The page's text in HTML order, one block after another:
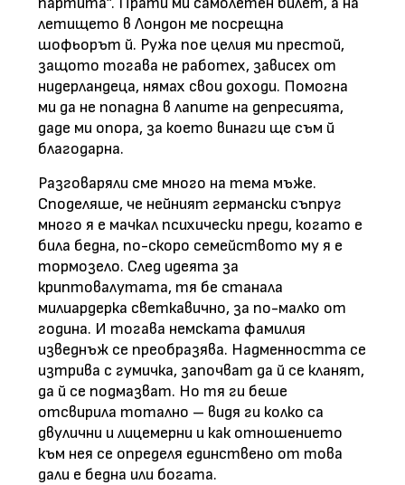
летището в Лондон ме посрещна
шофьорът й. Ружа пое целия ми престой,
защото тогава не работех, зависех от
нидерландеца, нямах свои доходи. Помогна
ми да не попадна в лапите на депресията,
даде ми опора, за което винаги ще съм й
благодарна.
Разговаряли сме много на тема мъже.
Споделяше, че нейният германски съпруг
много я е мачкал психически преди, когато е
била бедна, по-скоро семейството му я е
тормозело. След идеята за
криптовалутата, тя бе станала
милиардерка светкавично, за по-малко от
година. И тогава немската фамилия
изведнъж се преобразява. Надменността се
изтрива с гумичка, започват да й се кланят,
да й се подмазват. Но тя ги беше
отсвирила тотално – видя ги колко са
двулични и лицемерни и как отношението
към нея се определя единствено от това
дали е бедна или богата.